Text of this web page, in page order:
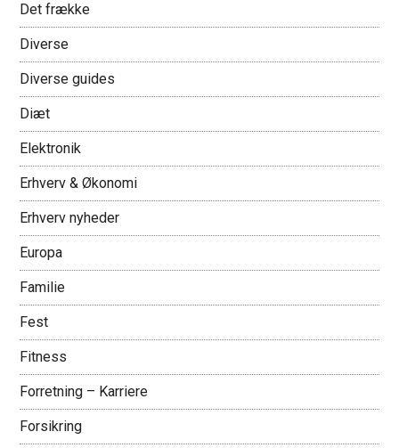
Det frække
Diverse
Diverse guides
Diæt
Elektronik
Erhverv & Økonomi
Erhverv nyheder
Europa
Familie
Fest
Fitness
Forretning – Karriere
Forsikring